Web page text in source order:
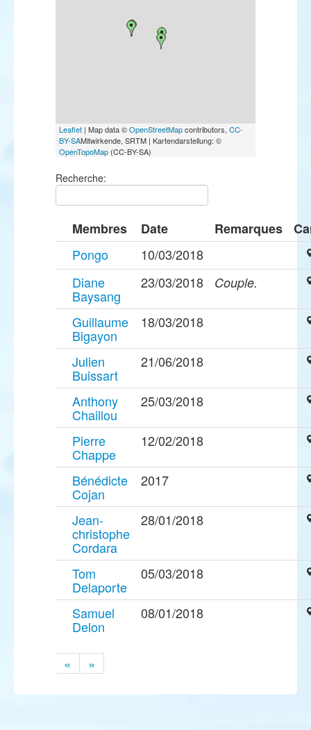
Leaflet | Map data ©OpenStreetMapcontributors, CC-
BY-SAMitwirkende, SRTM | Kartendarstellung: ©
OpenTopoMap (CC-BY-SA)
Recherche:
Membres Date Remarques
Pongo
10/03/2018
Diane
Baysang
23/03/2018 Couple.
Guillaume
Bigayon
18/03/2018
Julien
Buissart
21/06/2018
Anthony
Chaillou
25/03/2018
Pierre
Chappe
12/02/2018
Bénédicte
Cojan
2017
Jean-
christophe
Cordara
28/01/2018
Tom
Delaporte
05/03/2018
Samuel
Delon
08/01/2018
« »